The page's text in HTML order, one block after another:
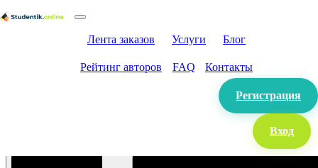
Лента заказов Услуги Блог
Рейтинг авторов FAQ Контакты
Регистрация
Вход